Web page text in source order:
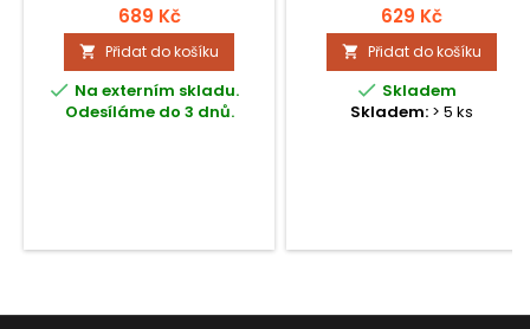
689 Kč
 Přidat do košíku
 Na externím skladu.
Odesíláme do 3 dnů.
629 Kč
 Přidat do košíku
 Skladem
Skladem: > 5 ks